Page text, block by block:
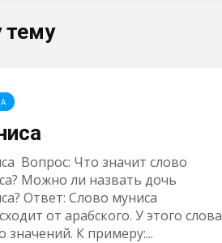
тему
Вопрос: Что значит слово
Можно ли назвать дочь
Ответ: Слово муниса
от арабского. У этого слова
значений. К примеру:...